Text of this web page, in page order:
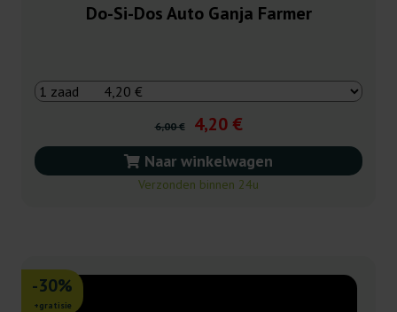
Do-Si-Dos Auto Ganja Farmer
6,00 € 4,20 €
Naar winkelwagen
Verzonden binnen 24u
-30%
+gratisie